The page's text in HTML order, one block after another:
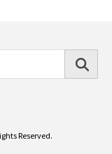
Reserved.